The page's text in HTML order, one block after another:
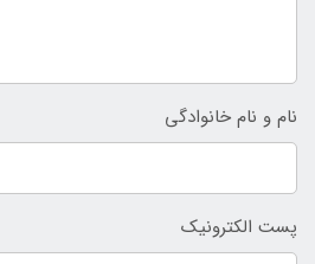
نام و نام خانوادگی
پست الکترونیک